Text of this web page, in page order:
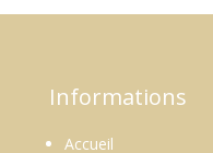
Informations
Accueil